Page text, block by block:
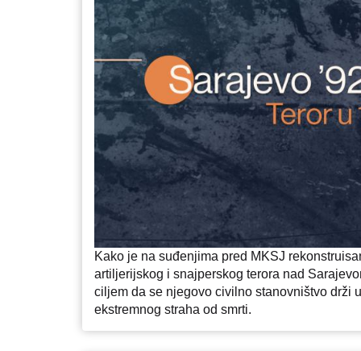
Kako je na suđenjima pred MKSJ
artiljerijskog i snajperskog terora nad
ciljem da se njegovo civilno stanovništvo drži
ekstremnog straha od smrti.